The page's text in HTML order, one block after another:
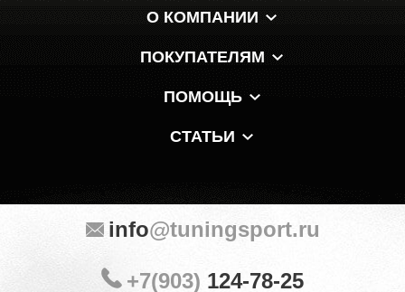
О КОМПАНИИ
ПОКУПАТЕЛЯМ
ПОМОЩЬ
СТАТЬИ
info@tuningsport.ru
+7(903) 124-78-25